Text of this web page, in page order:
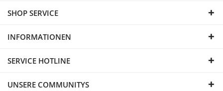
SHOP SERVICE
INFORMATIONEN
SERVICE HOTLINE
UNSERE COMMUNITYS